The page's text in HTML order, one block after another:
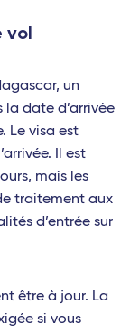
vol
un
la date d’arrivée
Le visa est
Il est
mais les
traitement aux
d’entrée sur
être à jour. La
si vous